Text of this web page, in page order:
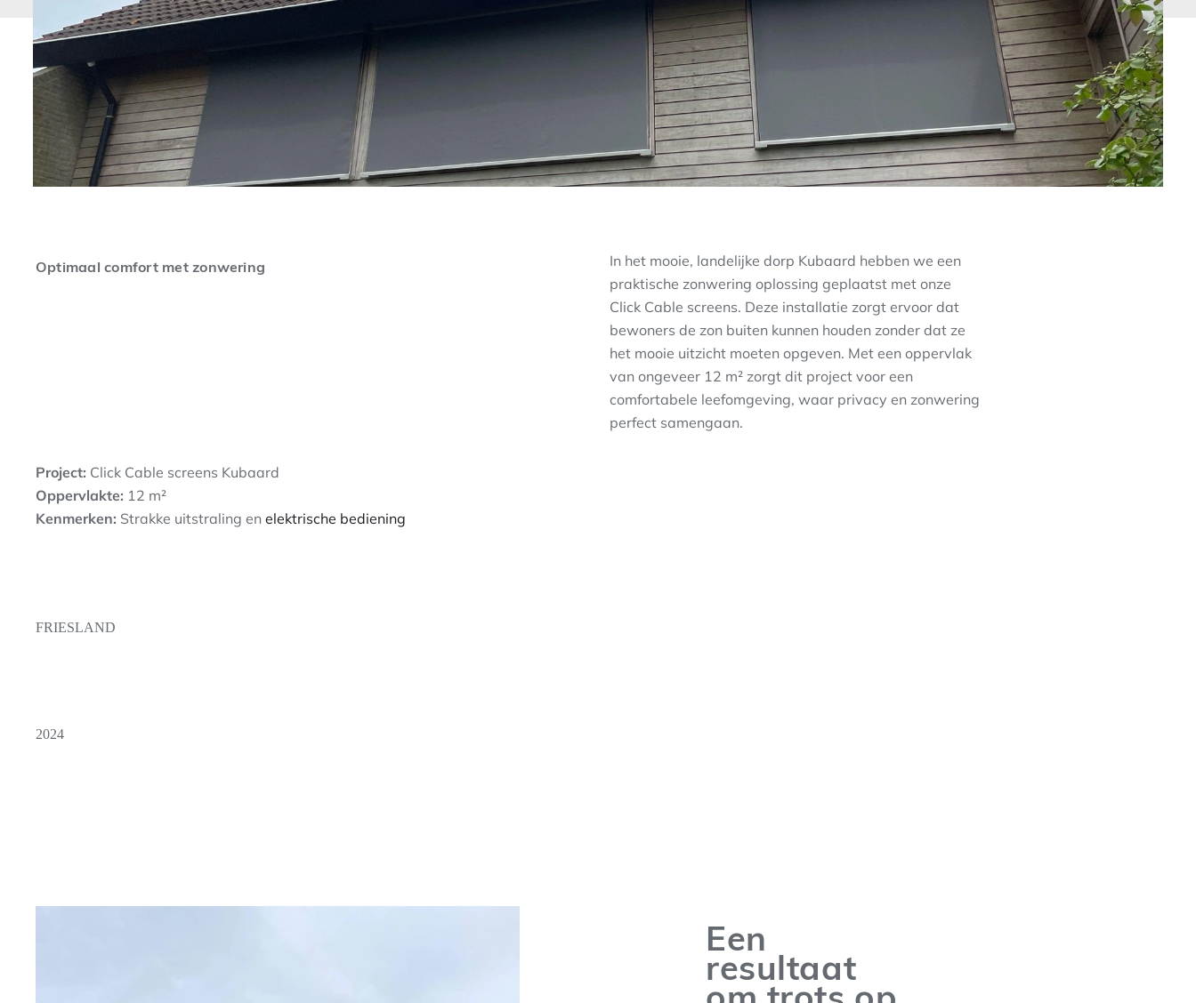
Optimaal comfort met zonwering
In het mooie, landelijke dorp Kubaard hebben we een
praktische zonwering oplossing geplaatst met onze
Click Cable screens. Deze installatie zorgt ervoor dat
bewoners de zon buiten kunnen houden zonder dat ze
het mooie uitzicht moeten opgeven. Met een oppervlak
van ongeveer 12 m² zorgt dit project voor een
comfortabele leefomgeving, waar privacy en zonwering
perfect samengaan.
Project: Click Cable screens Kubaard
Oppervlakte: 12 m²
Kenmerken: Strakke uitstraling en elektrische bediening
FRIESLAND
2024
Een
resultaat